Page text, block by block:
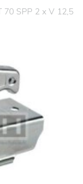
70 SPP 2 x V 12,5